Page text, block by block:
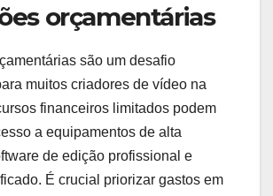
orçamentárias
são um desafio
muitos criadores de vídeo na
financeiros limitados podem
a equipamentos de alta
de edição profissional e
É crucial priorizar gastos em